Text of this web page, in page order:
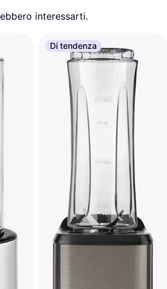
interessarti.
Di tendenza